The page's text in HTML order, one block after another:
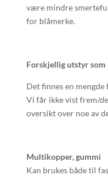
være mindre
for blåmerke.
Forskjellig utstyr
Det finnes en
Vi får ikke vist frem/
oversikt over noe av
Multikopper, gummi
Kan brukes både til